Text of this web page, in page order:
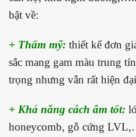
bật về:
+ Thẩm mỹ: thiết kế đơn
sắc mang gam màu trung
trọng nhưng vẫn rất hiện
+ Khả năng cách âm tốt:
honeycomb, gỗ cứng